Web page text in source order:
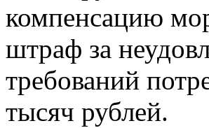
‬компенсацию‭
‬штраф‭ ‬за‭
‬требований‭
‬тысяч рублей.